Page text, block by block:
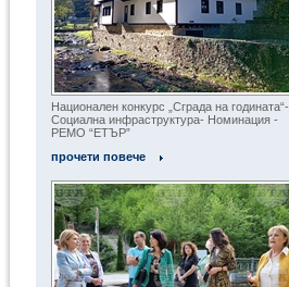
Национален конкурс „Сграда на годината“-
Социална инфраструктура- Номинация -
РЕМО “ЕТЪР”
прочети повече